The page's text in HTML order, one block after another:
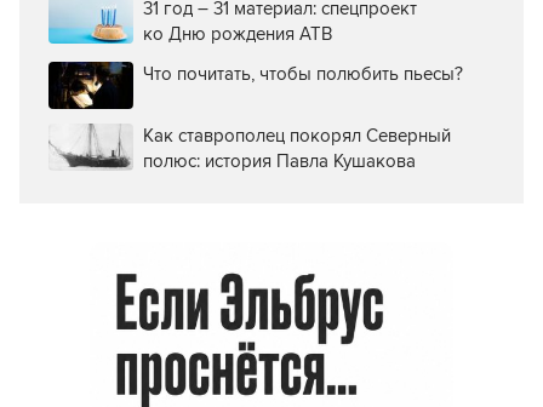
31 год – 31 материал: спецпроект
ко Дню рождения АТВ
Что почитать, чтобы полюбить пьесы?
Как ставрополец покорял Северный
полюс: история Павла Кушакова